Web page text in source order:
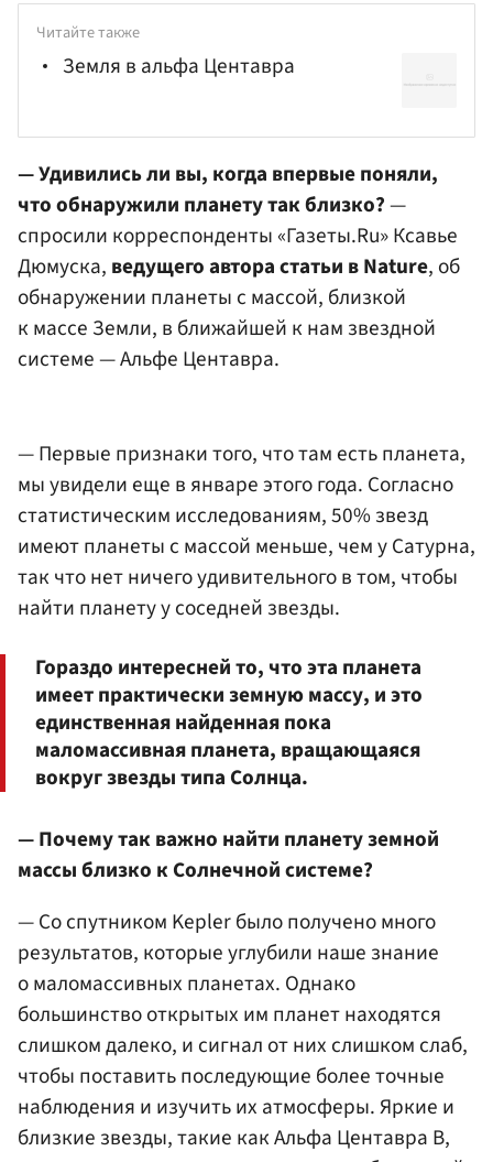
Читайте также
Земля в альфа Центавра
— Удивились ли вы, когда впервые поняли,
что обнаружили планету так близко?—
спросили корреспонденты «Газеты.Ru» Ксавье
Дюмуска, ведущего автора статьи в Nature, об
обнаружении планеты с массой, близкой
к массе Земли, в ближайшей к нам звездной
системе — Альфе Центавра.
— Первые признаки того, что там есть планета,
мы увидели еще в январе этого года. Согласно
статистическим исследованиям, 50% звезд
имеют планеты с массой меньше, чем у Сатурна,
так что нет ничего удивительного в том, чтобы
найти планету у соседней звезды.
Гораздо интересней то, что эта планета
имеет практически земную массу, и это
единственная найденная пока
маломассивная планета, вращающаяся
вокруг звезды типа Солнца.
— Почему так важно найти планету земной
массы близко к Солнечной системе?
— Со спутником Kepler было получено много
результатов, которые углубили наше знание
о маломассивных планетах. Однако
большинство открытых им планет находятся
слишком далеко, и сигнал от них слишком слаб,
чтобы поставить последующие более точные
наблюдения и изучить их атмосферы. Яркие и
близкие звезды, такие как Альфа Центавра B,